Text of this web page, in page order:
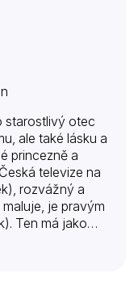
starostlivý otec
ale také lásku a
princezně a
televize na
rozvážný a
je pravým
Ten má jako
svého
ho důležitými